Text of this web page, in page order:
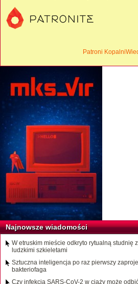
Patroni
Najnowsze wiadomości
W etruskim mieście odkryto rytualną studnię
ludzkimi szkieletami
Sztuczna inteligencja po raz pierwszy
bakteriofaga
Czy infekcja SARS-CoV-2 w ciąży może